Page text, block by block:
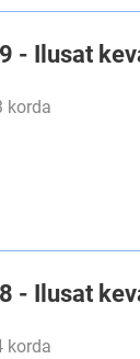
- Ilusat
korda
- Ilusat
korda